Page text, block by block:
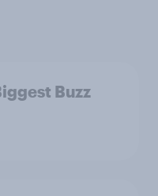
Buzz